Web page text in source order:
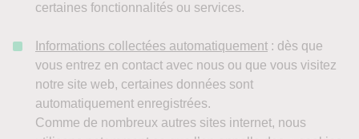
certaines fonctionnalités ou services.
Informations collectées automatiquement : dès que
vous entrez en contact avec nous ou que vous visitez
notre site web, certaines données sont
automatiquement enregistrées.
Comme de nombreux autres sites internet, nous